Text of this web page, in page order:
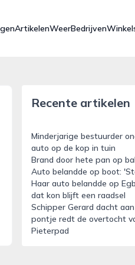
ArtikelenWeerBedrijven
Recente artikelen
Minderjarige bestuurder
auto op de kop in tuin
Brand door hete pan op
Auto belandde op boot:
Haar auto belandde op
dat kon blijft een raadsel
Schipper Gerard dacht
pontje redt de overtocht
Pieterpad